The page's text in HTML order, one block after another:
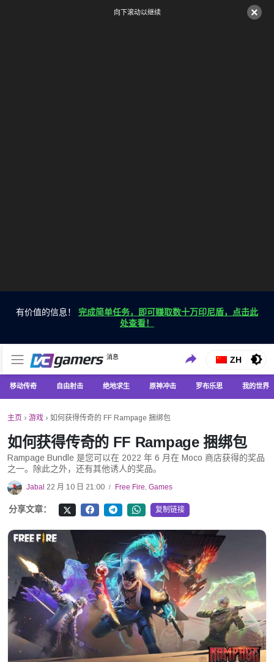
×
向下滚动以继续
有价值的信息！ 完成简单任务，即可赚取数十万印尼盾，点击此
处查看！
VC游戏新闻
消息
仅在 VCGamers 获取最新的游戏新闻
ZH
移动传奇 自由射击 绝地求生 原神冲击 罗布乐思 我的世界
主页 › 游戏 › 如何获得传奇的 FF Rampage 捆绑包
如何获得传奇的 FF Rampage 捆绑包
Rampage Bundle 是您可以在 2022 年 6 月在 Moco 商店获得的奖品
之一。除此之外，还有其他诱人的奖品。
Jabal 22 月 10 日 21:00 / Free Fire, Games
分享文章： 复制链接